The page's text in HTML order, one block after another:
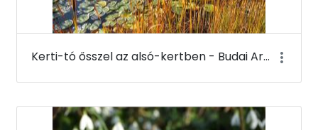
Kerti-tó ősszel az alsó-kertben - Budai Arborétum